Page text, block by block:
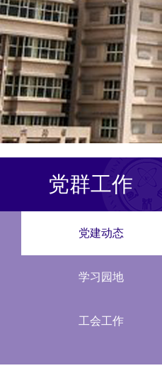
党群工作
党建动态
学习园地
工会工作